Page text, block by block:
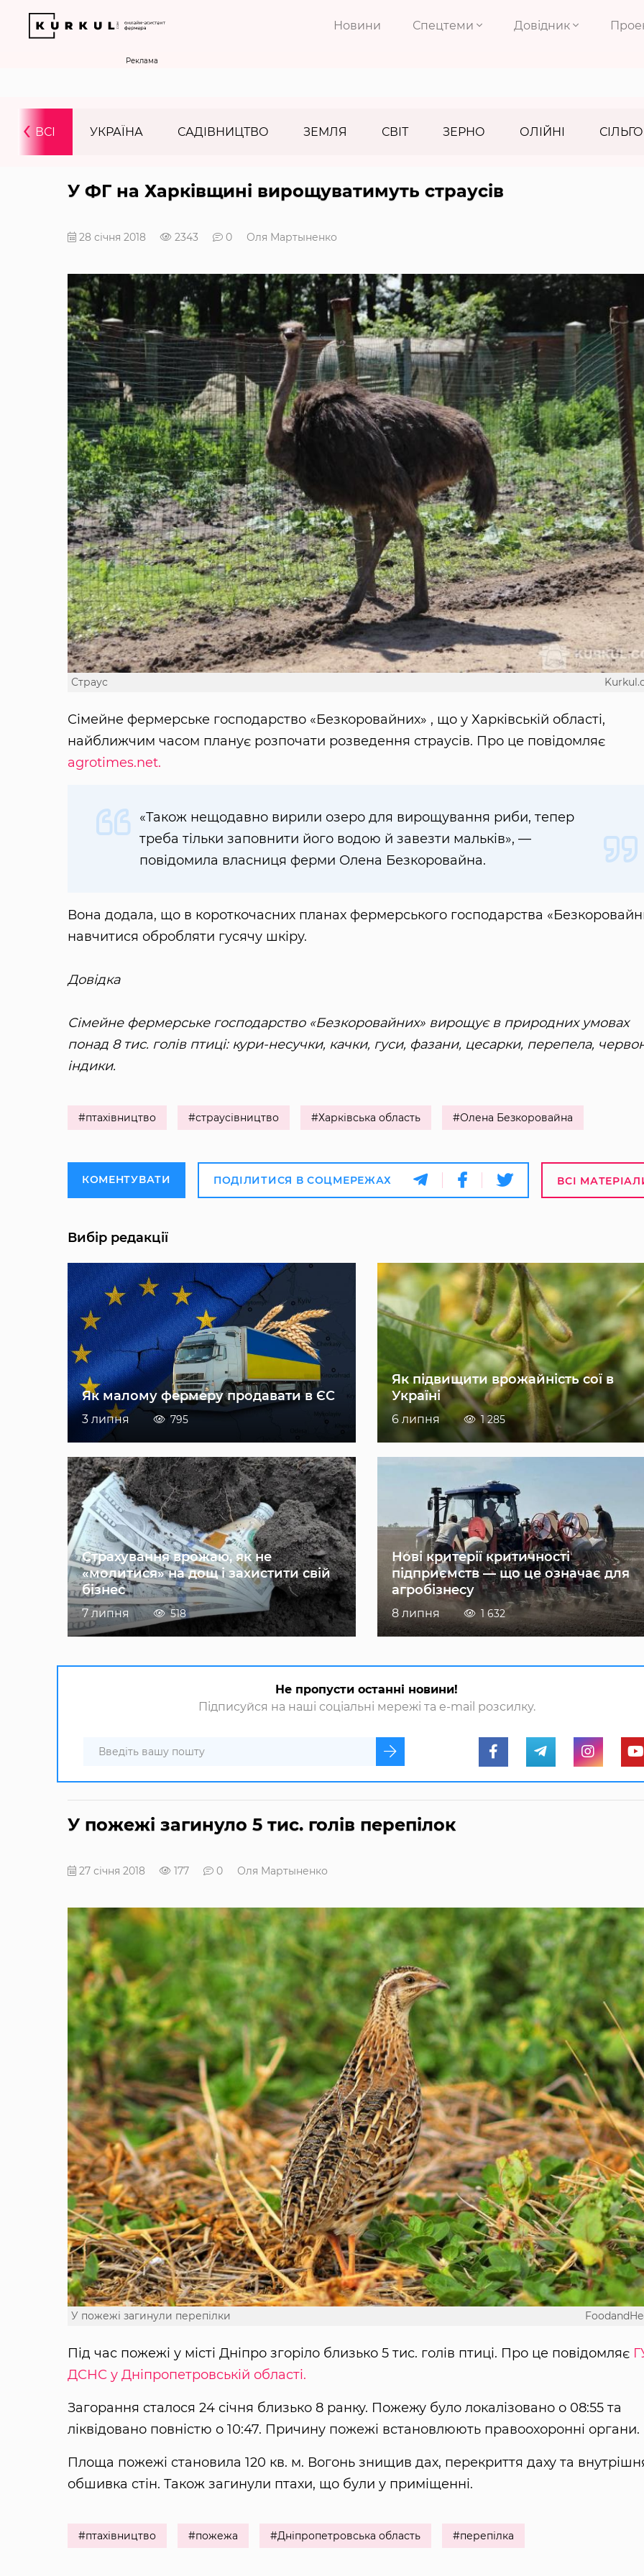
Новини Спецтеми Довідник
Реклама
ВСІ УКРАЇНА САДІВНИЦТВО ЗЕМЛЯ СВІТ ЗЕРНО ОЛІЙНІ
‹
У ФГ на Харківщині вирощуватимуть страусів
28 січня 2018 2343 0 Оля Мартыненко
Страус
Сімейне фермерське господарство «Безкоровайних» , що у Харківській області,
найближчим часом планує розпочати розведення страусів. Про це повідомляє
agrotimes.net.
«Також нещодавно вирили озеро для вирощування риби, тепер
треба тільки заповнити його водою й завезти мальків», —
повідомила власниця ферми Олена Безкоровайна.
Вона додала, що в короткочасних планах фермерського господарства
навчитися обробляти гусячу шкіру.
Довідка
Сімейне фермерське господарство «Безкоровайних» вирощує в природних умовах
понад 8 тис. голів птиці: кури-несучки, качки, гуси, фазани, цесарки, перепела,
індики.
#птахівництво #страусівництво #Харківська область #Олена Безкоровайна
КОМЕНТУВАТИ ПОДІЛИТИСЯ В СОЦМЕРЕЖАХ ВСІ
Вибір редакції
Як малому фермеру продавати в ЄС
3 липня 795
Як підвищити врожайність сої в
Україні
6 липня 1 285
Страхування врожаю, як не
«молитися» на дощ і захистити свій
бізнес
7 липня 518
Нові критерії критичності
підприємств — що це означає для
агробізнесу
8 липня 1 632
Не пропусти останні новини!
Підписуйся на наші соціальні мережі та e-mail розсилку.
У пожежі загинуло 5 тис. голів перепілок
27 січня 2018 177 0 Оля Мартыненко
У пожежі загинули перепілки
Під час пожежі у місті Дніпро згоріло близько 5 тис. голів птиці. Про це повідомляє
ДСНС у Дніпропетровській області.
Загорання сталося 24 січня близько 8 ранку. Пожежу було локалізовано о 08:55 та
ліквідовано повністю о 10:47. Причину пожежі встановлюють правоохоронні органи.
Площа пожежі становила 120 кв. м. Вогонь знищив дах, перекриття даху та
обшивка стін. Також загинули птахи, що були у приміщенні.
#птахівництво #пожежа #Дніпропетровська область #перепілка